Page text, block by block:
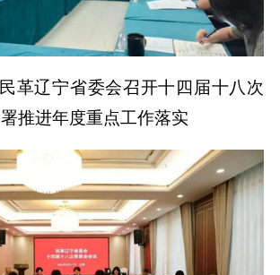
民革辽宁省委会召开十四届十八次
推进年度重点工作落实